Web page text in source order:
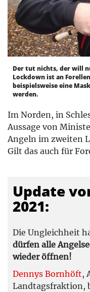
Der tut nichts, der will
Lockdown ist an
beispielsweise eine
werden.
Im Norden, in
Aussage von
Angeln im zweiten
Gilt das auch für
Update
2021:
Die Ungleichheit
dürfen alle
wieder öffnen!
Dennys Bornhöft,
Landtagsfraktion,